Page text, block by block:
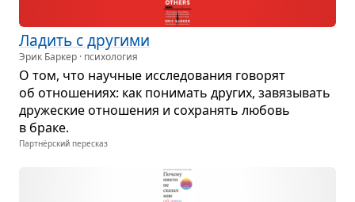
Ладить с дру­гими
Эрик Баркер · психология
О том, что науч­ные иссле­до­ва­ния гово­рят
об отно­ше­ниях: как пони­мать дру­гих, завя­зы­вать
дру­же­ские отно­ше­ния и сохра­нять любовь
в браке.
Партнёрский пересказ